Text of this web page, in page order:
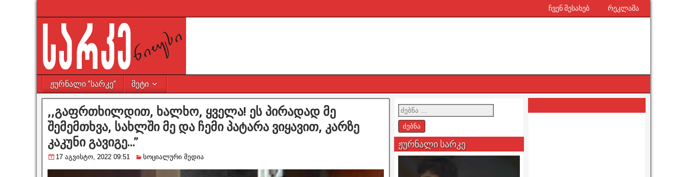
ჩვენ შესახებ რეკლამა
ჟურნალი ”სარკე” მეტი
,,გაფრთხილდით, ხალხო, ყველა! ეს პირადად მე
შემემთხვა, სახლში მე და ჩემი პატარა ვიყავით, კარზე
კაკუნი გავიგე…”
17 აგვისტო, 2022 09:51 სოციალური მედია
ჟურნალი სარკე